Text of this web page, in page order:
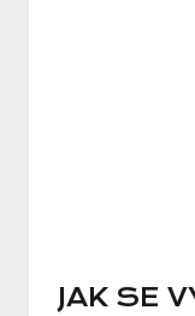
JAK SE